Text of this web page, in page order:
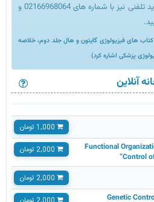
همچنین در صورت تمایل به خرید تلفنی نیز با شماره های 02166968064 و
کتاب های فیزیولوژی گایتون و هال جلد دوم، خلاصه
پزشکی اشاره کرد)
آنلاین
Functional
Control
Genetic